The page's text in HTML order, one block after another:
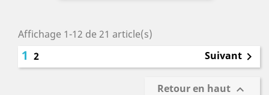
Affichage 1-12 de 21 article(s)
1 2 Suivant 
Retour en haut 